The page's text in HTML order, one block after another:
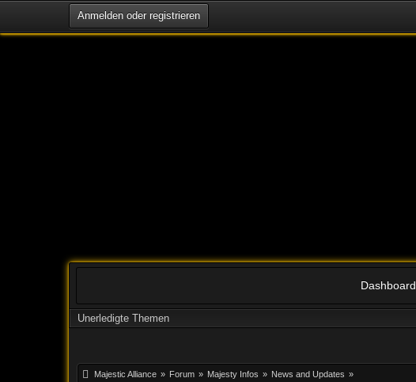
Anmelden oder registrieren
Dashboard
Unerledigte Themen
Majestic Alliance » Forum » Majesty Infos » News and Updates »